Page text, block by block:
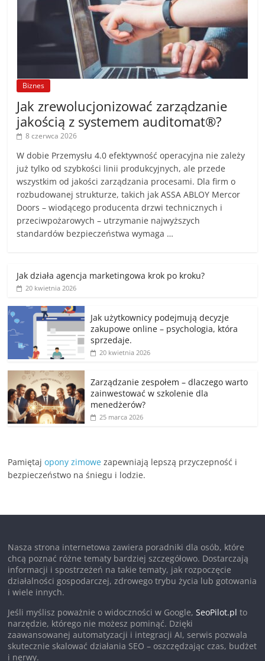
Biznes
Jak zrewolucjonizować zarządzanie
jakością z systemem auditomat®?
8 czerwca 2026
W dobie Przemysłu 4.0 efektywność operacyjna nie zależy
już tylko od szybkości linii produkcyjnych, ale przede
wszystkim od jakości zarządzania procesami. Dla firm o
rozbudowanej strukturze, takich jak ASSA ABLOY Mercor
Doors – wiodącego producenta drzwi technicznych i
przeciwpożarowych – utrzymanie najwyższych
standardów bezpieczeństwa wymaga …
Jak działa agencja marketingowa krok po kroku?
20 kwietnia 2026
Jak użytkownicy podejmują decyzje
zakupowe online – psychologia, która
sprzedaje.
20 kwietnia 2026
Zarządzanie zespołem – dlaczego warto
zainwestować w szkolenie dla
menedżerów?
25 marca 2026
Pamiętajopony zimowe zapewniają lepszą przyczepność i
bezpieczeństwo na śniegu i lodzie.
Nasza strona internetowa zawiera poradniki dla osób, które
chcą poznać różne tematy bardziej szczegółowo. Dostarczają
informacji i spostrzeżeń na takie tematy, jak rozpoczęcie
działalności gospodarczej, zdrowego trybu życia lub gotowania
i wiele innych.
Jeśli myślisz poważnie o widoczności w Google,SeoPilot.pl to
narzędzie, którego nie możesz pominąć. Dzięki
zaawansowanej automatyzacji i integracji AI, serwis pozwala
skutecznie skalować działania SEO – oszczędzając czas, budżet
i nerwy.